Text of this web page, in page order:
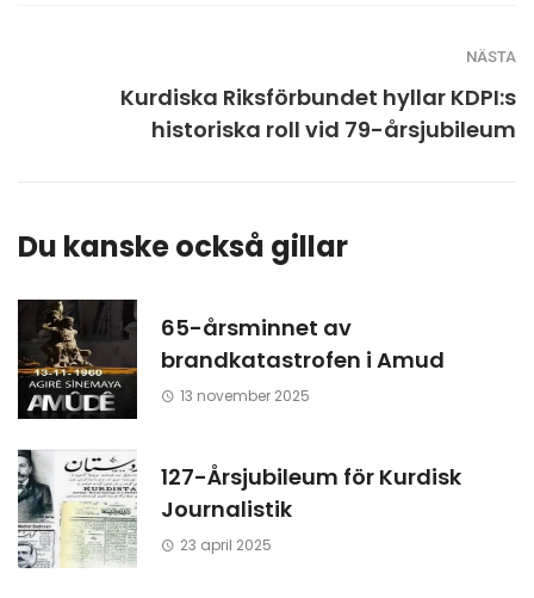
NÄSTA
Kurdiska Riksförbundet hyllar KDPI:s
historiska roll vid 79-årsjubileum
Du kanske också gillar
65-årsminnet av
brandkatastrofen i Amud
13 november 2025
127-Årsjubileum för Kurdisk
Journalistik
23 april 2025